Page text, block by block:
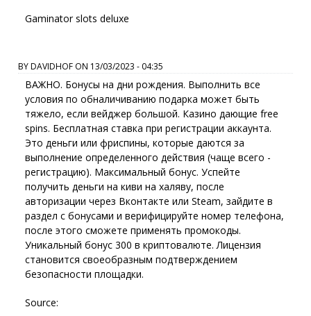
Gaminator slots deluxe
BYDAVIDHOF ON 13/03/2023 - 04:35
ВАЖНО. Бонусы на дни рождения. Выполнить все
условия по обналичиванию подарка может быть
тяжело, если вейджер большой. Казино дающие free
spins. Бесплатная ставка при регистрации аккаунта.
Это деньги или фриспины, которые даются за
выполнение определенного действия (чаще всего -
регистрацию). Максимальный бонус. Успейте
получить деньги на киви на халяву, после
авторизации через Вконтакте или Steam, зайдите в
раздел с бонусами и верифицируйте номер телефона,
после этого сможете применять промокоды.
Уникальный бонус 300 в криптовалюте. Лицензия
становится своеобразным подтверждением
безопасности площадки.
Source: